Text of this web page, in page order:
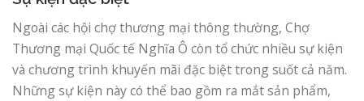
Ngoài các hội chợ thương mại thông thường, Chợ
Thương mại Quốc tế Nghĩa Ô còn tổ chức nhiều sự kiện
và chương trình khuyến mãi đặc biệt trong suốt cả năm.
Những sự kiện này có thể bao gồm ra mắt sản phẩm,